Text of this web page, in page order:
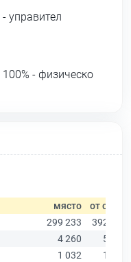
- управител
100% - физическо
място
от общо
299 233
392 744
4 260
5 768
1 032
1 395